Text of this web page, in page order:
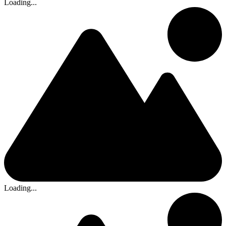
Loading...
Loading...